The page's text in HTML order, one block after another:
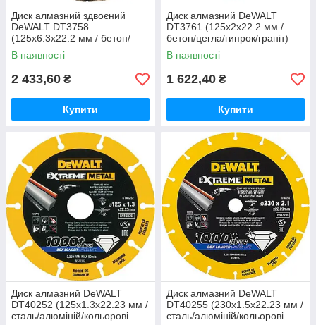
Диск алмазний здвоєний
DeWALT DT3758
(125x6.3х22.2 мм / бетон/
цегла/штукатурка)
В наявності
2 433,60 ₴
Купити
Диск алмазний DeWALT
DT3761 (125x2х22.2 мм /
бетон/цегла/гипрок/граніт)
В наявності
1 622,40 ₴
Купити
Диск алмазний DeWALT
DT40252 (125х1.3х22.23 мм /
сталь/алюміній/кольорові
Диск алмазний DeWALT
DT40255 (230х1.5х22.23 мм /
сталь/алюміній/кольорові